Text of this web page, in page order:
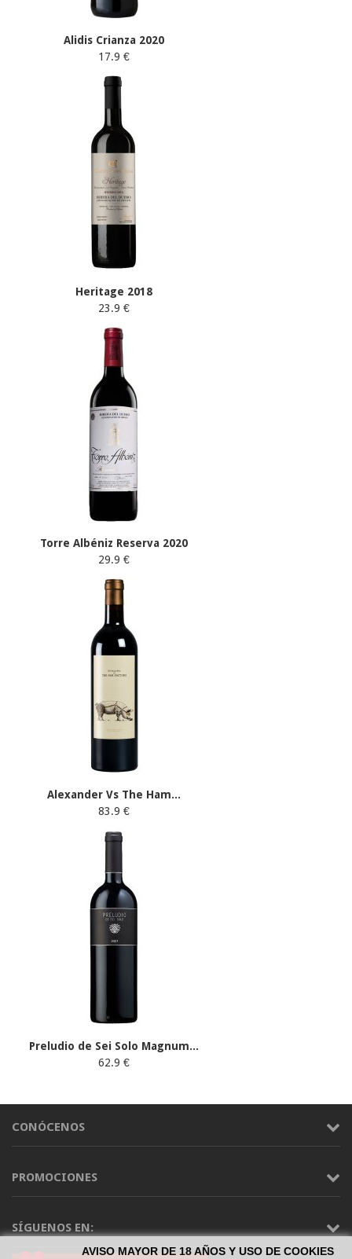
Alidis Crianza 2020
17.9 €
Heritage 2018
23.9 €
Torre Albéniz Reserva 2020
29.9 €
Alexander Vs The Ham...
83.9 €
Preludio de Sei Solo Magnum...
62.9 €
CONÓCENOS
PROMOCIONES
SÍGUENOS EN:
AVISO MAYOR DE 18 AÑOS Y USO DE COOKIES